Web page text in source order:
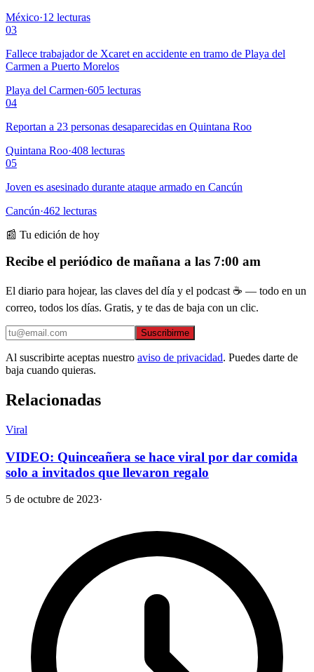
México·12 lecturas
03
Fallece trabajador de Xcaret en accidente en tramo de Playa del
Carmen a Puerto Morelos
Playa del Carmen·605 lecturas
04
Reportan a 23 personas desaparecidas en Quintana Roo
Quintana Roo·408 lecturas
05
Joven es asesinado durante ataque armado en Cancún
Cancún·462 lecturas
📰 Tu edición de hoy
Recibe el periódico de mañana a las 7:00 am
El diario para hojear, las claves del día y el podcast ☕ — todo en un
correo, todos los días. Gratis, y te das de baja con un clic.
Suscribirme
Al suscribirte aceptas nuestro aviso de privacidad. Puedes darte de
baja cuando quieras.
Relacionadas
Viral
VIDEO: Quinceañera se hace viral por dar comida
solo a invitados que llevaron regalo
5 de octubre de 2023·